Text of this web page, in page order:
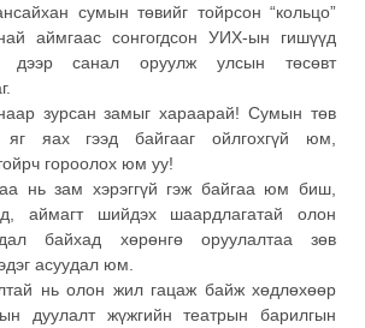
сумын төвийг тойрсон “кольцо”
аймгаас сонгогдсон УИХ-ын гишүүд
дээр санал оруулж улсын төсөвт
зурсан замыг хараарай! Сумын төв
яах гээд байгааг ойлгохгүй юм,
гороолох юм уу!
нь зам хэрэггүй гэж байгаа юм биш,
аймагт шийдэх шаардлагатай олон
байхад хөрөнгө оруулалтаа зөв
асуудал юм.
нь олон жил гацаж байж хөдлөхөөр
дуулалт жүжгийн театрын барилгын